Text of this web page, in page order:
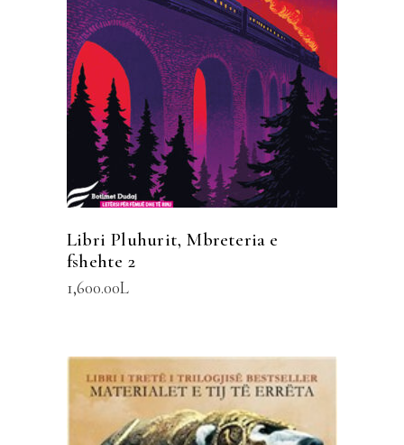
SHTOJE NË SHPORTË
Libri Pluhurit, Mbreteria e
fshehte 2
1,600.00L